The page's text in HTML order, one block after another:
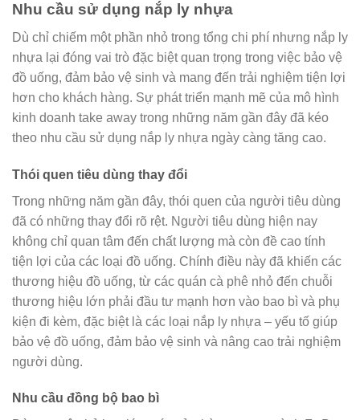
Nhu cầu sử dụng nắp ly nhựa
Dù chỉ chiếm một phần nhỏ trong tổng chi phí nhưng nắp ly
nhựa lại đóng vai trò đặc biệt quan trọng trong việc bảo vệ
đồ uống, đảm bảo vệ sinh và mang đến trải nghiệm tiện lợi
hơn cho khách hàng. Sự phát triển mạnh mẽ của mô hình
kinh doanh take away trong những năm gần đây đã kéo
theo nhu cầu sử dụng nắp ly nhựa ngày càng tăng cao.
Thói quen tiêu dùng thay đổi
Trong những năm gần đây, thói quen của người tiêu dùng
đã có những thay đổi rõ rệt. Người tiêu dùng hiện nay
không chỉ quan tâm đến chất lượng mà còn đề cao tính
tiện lợi của các loại đồ uống. Chính điều này đã khiến các
thương hiệu đồ uống, từ các quán cà phê nhỏ đến chuỗi
thương hiệu lớn phải đầu tư mạnh hơn vào bao bì và phụ
kiện đi kèm, đặc biệt là các loại nắp ly nhựa – yếu tố giúp
bảo vệ đồ uống, đảm bảo vệ sinh và nâng cao trải nghiệm
người dùng.
Nhu cầu đồng bộ bao bì